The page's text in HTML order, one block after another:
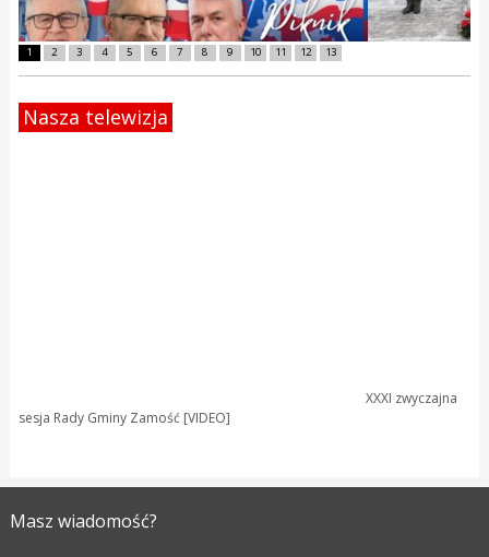
1 2 3 4 5 6 7 8 9 10 11 12 13
Nasza telewizja
XXXI zwyczajna
sesja Rady Gminy Zamość [VIDEO]
Masz wiadomość?